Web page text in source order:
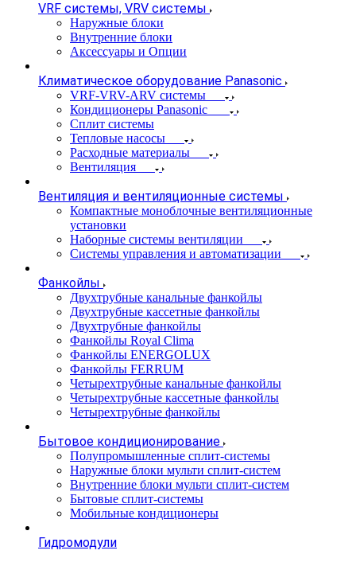
VRF системы, VRV системы
Наружные блоки
Внутренние блоки
Аксессуары и Опции
Климатическое оборудование Panasonic
VRF-VRV-ARV системы
Кондиционеры Panasonic
Сплит системы
Тепловые насосы
Расходные материалы
Вентиляция
Вентиляция и вентиляционные системы
Компактные моноблочные вентиляционные
установки
Наборные системы вентиляции
Системы управления и автоматизации
Фанкойлы
Двухтрубные канальные фанкойлы
Двухтрубные кассетные фанкойлы
Двухтрубные фанкойлы
Фанкойлы Royal Clima
Фанкойлы ENERGOLUX
Фанкойлы FERRUM
Четырехтрубные канальные фанкойлы
Четырехтрубные кассетные фанкойлы
Четырехтрубные фанкойлы
Бытовое кондиционирование
Полупромышленные сплит-системы
Наружные блоки мульти сплит-систем
Внутренние блоки мульти сплит-систем
Бытовые сплит-системы
Мобильные кондиционеры
Гидромодули